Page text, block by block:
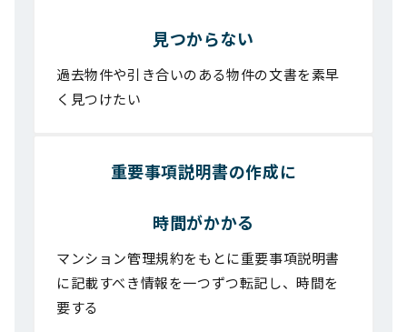
見つからない
過去物件や引き合いのある物件の文書を素早
く見つけたい
重要事項説明書の作成に
時間がかかる
マンション管理規約をもとに重要事項説明書
に記載すべき情報を一つずつ転記し、時間を
要する